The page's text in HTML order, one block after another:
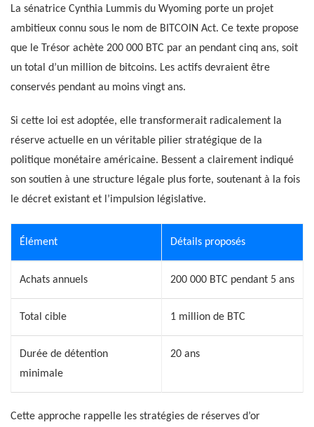
La sénatrice Cynthia Lummis du Wyoming porte un projet
ambitieux connu sous le nom de BITCOIN Act. Ce texte propose
que le Trésor achète 200 000 BTC par an pendant cinq ans, soit
un total d’un million de bitcoins. Les actifs devraient être
conservés pendant au moins vingt ans.
Si cette loi est adoptée, elle transformerait radicalement la
réserve actuelle en un véritable pilier stratégique de la
politique monétaire américaine. Bessent a clairement indiqué
son soutien à une structure légale plus forte, soutenant à la fois
le décret existant et l’impulsion législative.
Élément Détails proposés
Achats annuels 200 000 BTC pendant 5 ans
Total cible 1 million de BTC
Durée de détention
minimale
20 ans
Cette approche rappelle les stratégies de réserves d’or